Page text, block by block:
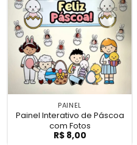
PAINEL
Painel Interativo de Páscoa
com Fotos
Painel
R$8,00